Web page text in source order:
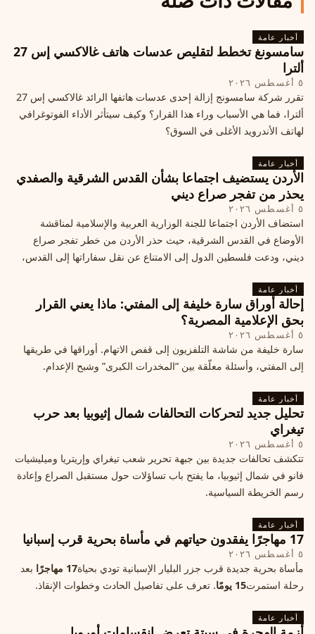
أخبار عامة
سامسونغ تخطط لتقليص عدسات هاتف غالاكسي إس 27
ألترا
٥ أغسطس ٢٠٢٦
تقرر شركة سامسونج إزالة إحدى عدسات هاتفها الرائد غالاكسي إس 27
ألترا، فما هي الأسباب وراء هذا القرار؟ وكيف سيتأثر الأداء الفوتوغرافي
لهاتف الأندرويد الأغلى في السوق؟
أخبار عامة
الأردن يستضيف اجتماعا بشأن القدس الشرقية والصفدي
يحذر من تفجر صراع ديني
٥ أغسطس ٢٠٢٦
استضاف الأردن اجتماعا للجنة الوزارية العربية والإسلامية لمناقشة
الأوضاع في القدس الشرقية، حيث حذر الأردن من خطر تفجر صراع
ديني، ودعت فلسطين الدول إلى الامتناع عن نقل سفاراتها إلى القدس،
أخبار عامة
إحالة أوراق سارة خليفة إلى المفتي: ماذا يعني القرار
بحق الإعلامية المصرية؟
٥ أغسطس ٢٠٢٦
سارة خليفة من شاشة التلفزيون إلى قفص الاتهام. أوراقها في طريقها
إلى المفتي، وأسئلة معلّقة بين “المخدرات الكبرى” وشبح الإعدام.
أخبار عامة
تحليل جديد لتحركات التحالفات شمال إثيوبيا بعد حرب
تيغراي
٥ أغسطس ٢٠٢٦
تتكشف تحالفات جديدة بين جبهة تحرير شعب تيغراي وإريتريا وميليشيات
فانو في شمال إثيوبيا، ما يفتح باب تساؤلات حول مستقبل الصراع وإعادة
رسم الخريطة السياسية.
أخبار عامة
17 مهاجرًا يفقدون حياتهم في مأساة بحرية قرب إسبانيا
٥ أغسطس ٢٠٢٦
مأساة بحرية جديدة قرب جزر البليار الإسبانية تودي بحياة17 مهاجرًا
بعد
رحلة استمرت15 يومًا . تعرف على تفاصيل الحادث وخطوات الإنقاذ.
أخبار عامة